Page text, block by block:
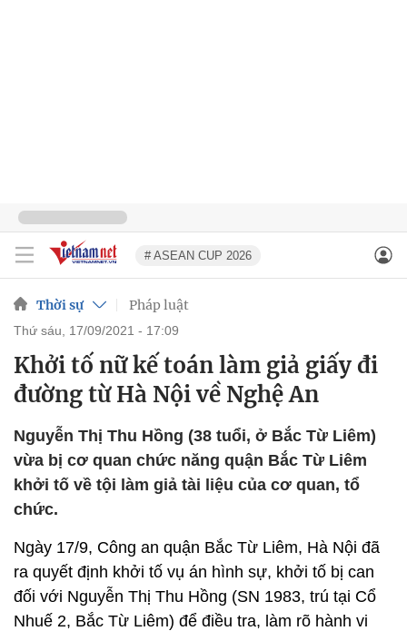
# ASEAN CUP 2026
Thời sự Pháp luật
thứ sáu, 17/09/2021 - 17:09
Khởi tố nữ kế toán làm giả giấy đi
đường từ Hà Nội về Nghệ An
Nguyễn Thị Thu Hồng (38 tuổi, ở Bắc Từ Liêm)
vừa bị cơ quan chức năng quận Bắc Từ Liêm
khởi tố về tội làm giả tài liệu của cơ quan, tổ
chức.
Ngày 17/9, Công an quận Bắc Từ Liêm, Hà Nội đã
ra quyết định khởi tố vụ án hình sự, khởi tố bị can
đối với Nguyễn Thị Thu Hồng (SN 1983, trú tại Cổ
Nhuế 2, Bắc Từ Liêm) để điều tra, làm rõ hành vi